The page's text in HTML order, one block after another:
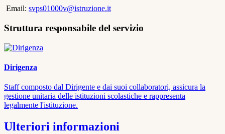
Email: svps01000v@istruzione.it
Struttura responsabile del servizio
Dirigenza
Staff composto dal Dirigente e dai suoi collaboratori, assicura la
gestione unitaria delle istituzioni scolastiche e rappresenta
legalmente l'istituzione.
Ulteriori informazioni